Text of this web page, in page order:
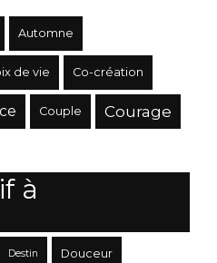
Automne
de vie Co-création
Couple Courage
à
Destin Douceur